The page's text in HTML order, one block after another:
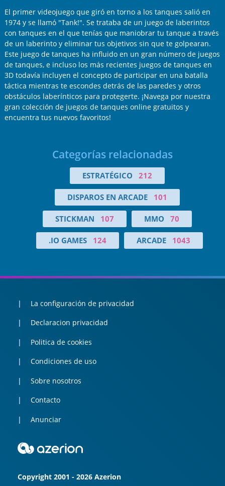
El primer videojuego que giró en torno a los tanques salió en
1974 y se llamó "Tank!". Se trataba de un juego de laberintos
con tanques en el que tenías que maniobrar tu tanque a través
de un laberinto y eliminar tus objetivos sin que te golpearan.
Este juego de tanques ha influido en un gran número de juegos
de tanques, e incluso los más recientes juegos de tanques en
3D todavía incluyen el concepto de participar en una batalla
táctica mientras te escondes detrás de las paredes y otros
obstáculos laberínticos para protegerte. ¡Navega por nuestra
gran colección de juegos de tanques online gratuitos y
encuentra tus nuevos favoritos!
Categorías relacionadas
ESTRATÉGICO 212
DISPAROS EN ARCADE 101
STICKMAN 107 MMO 70
.IO GAMES 124 ARCADE 1043
La configuración de privacidad
Declaracion privacidad
Politica de cookies
Condiciones de uso
Sobre nosotros
Contacto
Anunciar
Copyright 2001 - 2026 Azerion